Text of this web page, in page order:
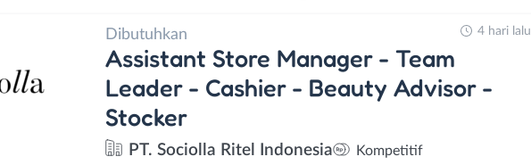
Dibutuhkan
Assistant Store Manager - Team
Leader - Cashier - Beauty Advisor -
Stocker
PT. Sociolla Ritel Indonesia Kompetitif
4 hari lalu